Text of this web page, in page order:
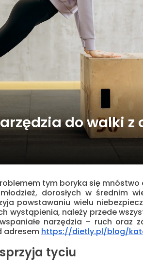
do walki z
tym boryka się
dorosłych w średnim
powstawaniu wielu
wystąpienia, należy przede
narzędzia – ruch oraz
adresem https://dietly.pl/blog/
tyciu